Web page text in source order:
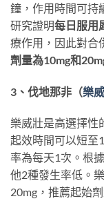
鐘，作用時間可持
研究證明每日服用
療作用，因此對合
劑量為10mg和
3、伐地那非（樂
樂威壯是高選擇性
起效時間可以短至
率為每天1次。根
他2種發生率低。
20mg，推薦起始